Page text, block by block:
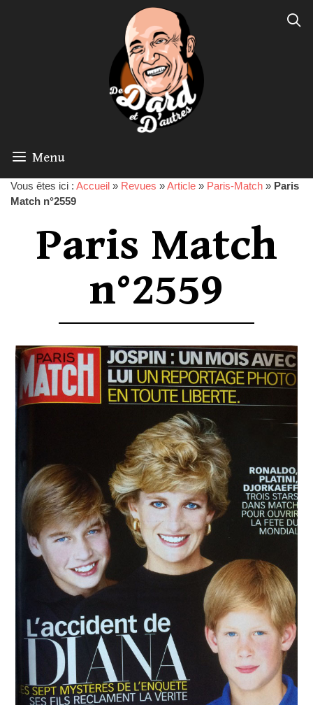
Menu
Vous êtes ici : Accueil » Revues »Article » Paris-Match » Paris
Match n°2559
Paris Match
n°2559